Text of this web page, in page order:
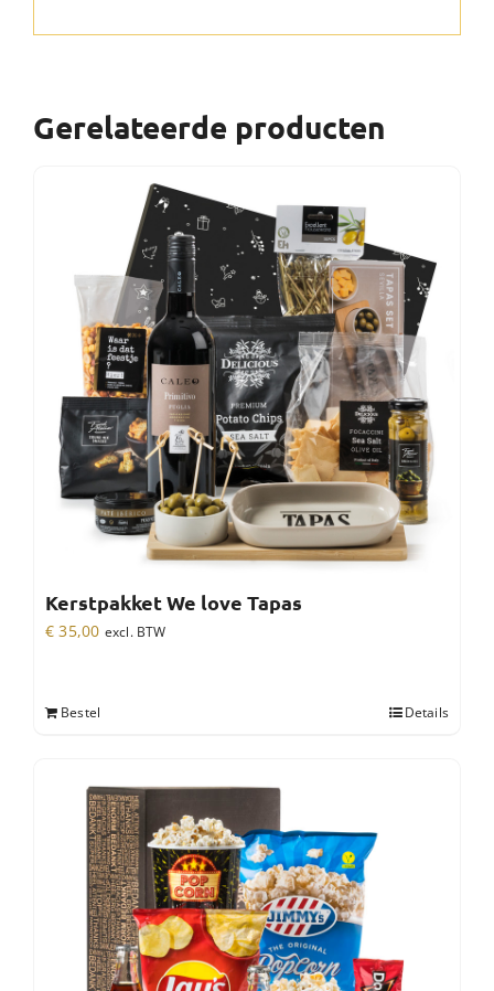
Gerelateerde producten
Kerstpakket We love Tapas
€ 35,00 excl. BTW
Bestel Details